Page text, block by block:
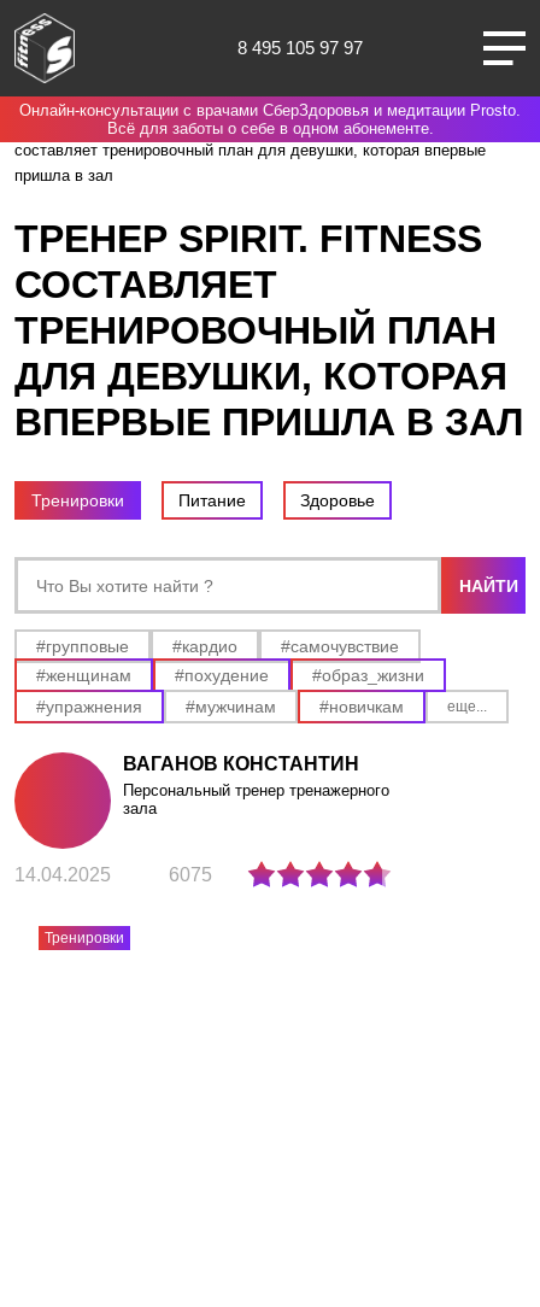
8 495 105 97 97
Москва
О НАС
КЛУБЫ
ТРЕНИРОВКИ
ЧЛЕНАМ КЛУБА
АКЦИИ
НОВОСТИ
Онлайн-консультации с врачами СберЗдоровья и медитации Prosto.
Всё для заботы о себе в одном абонементе.
Spirit. Fitness Блог Тренировки
Тренер Spirit. Fitness
составляет тренировочный план для девушки, которая впервые
пришла в зал
ТРЕНЕР SPIRIT. FITNESS
СОСТАВЛЯЕТ
ТРЕНИРОВОЧНЫЙ ПЛАН
ДЛЯ ДЕВУШКИ, КОТОРАЯ
ВПЕРВЫЕ ПРИШЛА В ЗАЛ
Тренировки Питание Здоровье
#групповые #кардио
#самочувствие
#женщинам
#похудение
#образ_жизни
#упражнения
#мужчинам #новичкам еще...
ВАГАНОВ КОНСТАНТИН
Персональный тренер тренажерного
зала
14.04.2025 6075
Тренировки